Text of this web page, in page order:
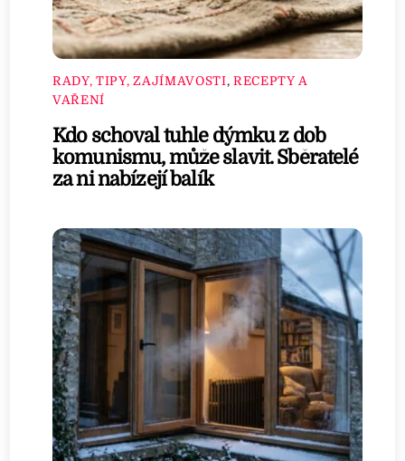
RADY, TIPY, ZAJÍMAVOSTI, RECEPTY A
VAŘENÍ
Kdo schoval tuhle dýmku z dob
komunismu, může slavit. Sběratelé
za ni nabízejí balík